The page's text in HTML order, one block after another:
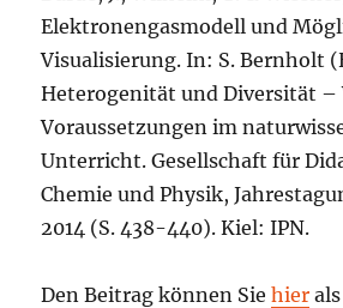
Elektronengasmodell und
Visualisierung. In: S. Bernholt
Heterogenität und Diversität –
Voraussetzungen im
Unterricht. Gesellschaft für
Chemie und Physik,
2014 (S. 438-440). Kiel: IPN.
Den Beitrag können Siehier